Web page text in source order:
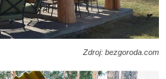
Zdroj: bezgoroda.com